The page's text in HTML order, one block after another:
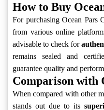
How to Buy
For purchasing Ocean Pars
from various online
advisable to check for
remains sealed and
guarantee quality and
Comparison
When compared with other
stands out due to its